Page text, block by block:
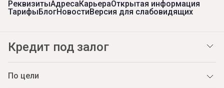
РеквизитыАдресаКарьераОткрытая информация
ТарифыБлогНовостиВерсия для слабовидящих
Кредит под залог
По цели